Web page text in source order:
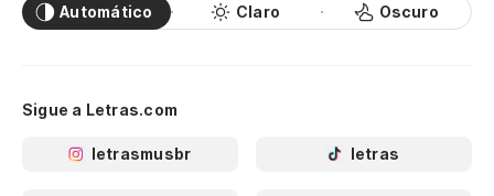
Automático Claro Oscuro
Sigue a Letras.com
letrasmusbr letras